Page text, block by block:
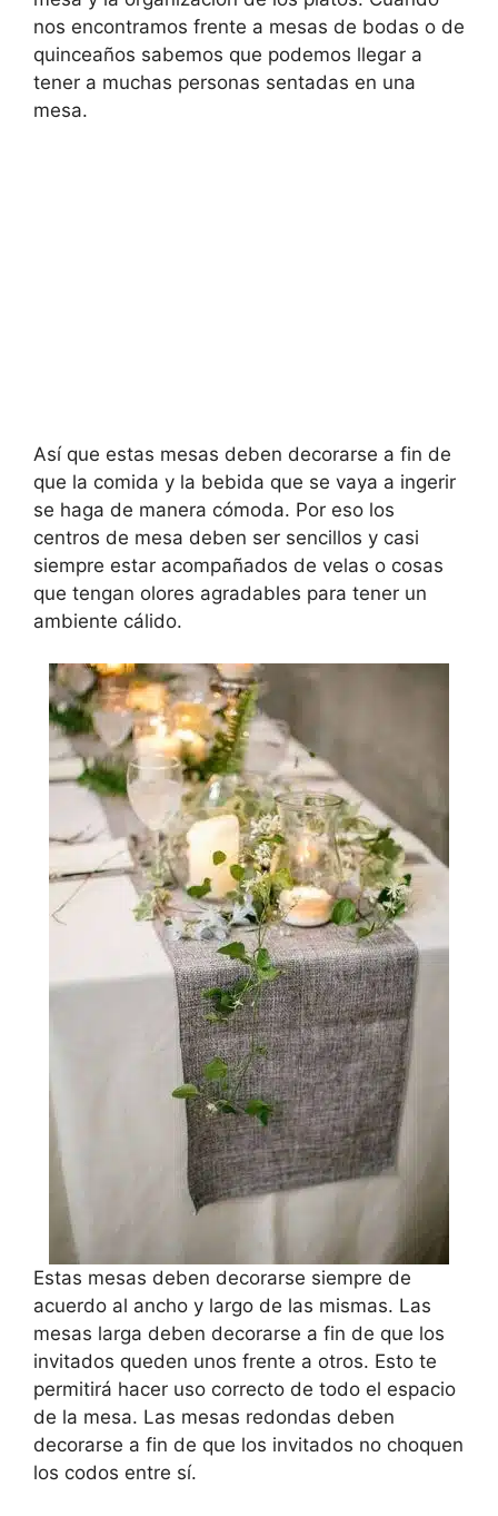
nos encontramos frente a mesas de bodas o de
quinceaños sabemos que podemos llegar a
tener a muchas personas sentadas en una
mesa.
Así que estas mesas deben decorarse a fin de
que la comida y la bebida que se vaya a ingerir
se haga de manera cómoda. Por eso los
centros de mesa deben ser sencillos y casi
siempre estar acompañados de velas o cosas
que tengan olores agradables para tener un
ambiente cálido.
Estas mesas deben decorarse siempre de
acuerdo al ancho y largo de las mismas. Las
mesas larga deben decorarse a fin de que los
invitados queden unos frente a otros. Esto te
permitirá hacer uso correcto de todo el espacio
de la mesa. Las mesas redondas deben
decorarse a fin de que los invitados no choquen
los codos entre sí.